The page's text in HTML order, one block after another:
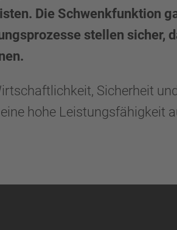
Die Schwenkfunktion
stellen sicher,
Sicherheit
hohe Leistungsfähigkeit